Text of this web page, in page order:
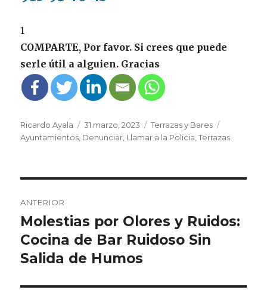
1
COMPARTE, Por favor. Si crees que puede
serle útil a alguien. Gracias
Autor
Ricardo Ayala
Publicado
el
31 marzo, 2023 Categorías
Terrazas y Bares
Ayuntamientos Denunciar Llamar a la Policia ,Terrazas
de
entradas
ANTERIOR
Entrada
anterior:
Molestias por Olores y Ruidos:
Cocina de Bar Ruidoso Sin
Salida de Humos